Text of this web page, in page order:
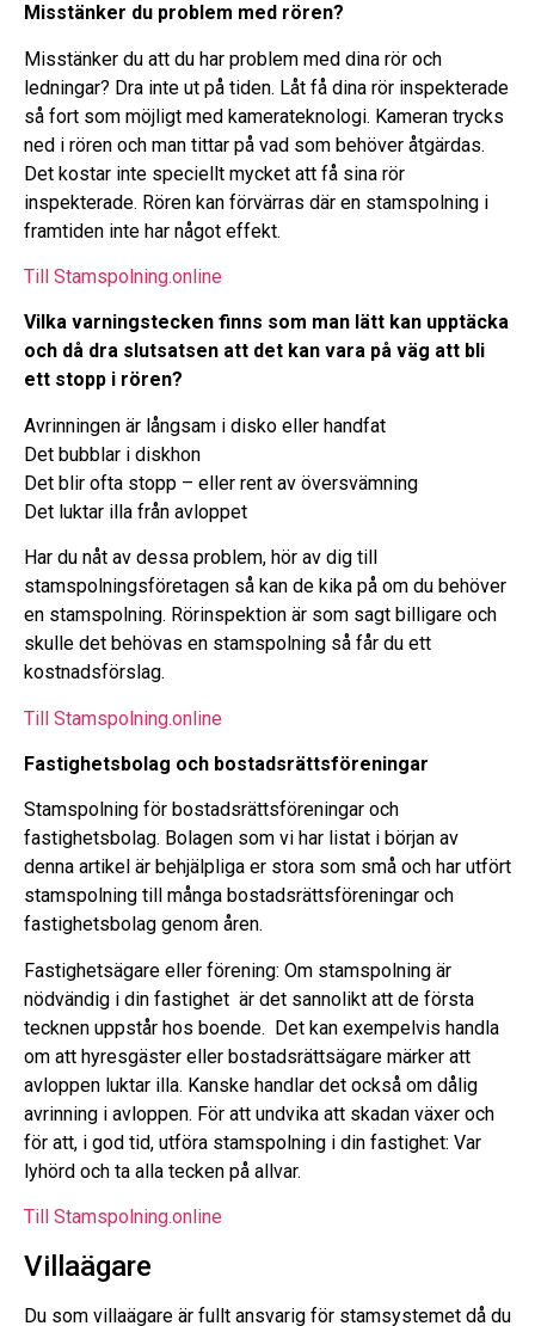
Misstänker du problem med rören?
Misstänker du att du har problem med dina rör och
ledningar? Dra inte ut på tiden. Låt få dina rör inspekterade
så fort som möjligt med kamerateknologi. Kameran trycks
ned i rören och man tittar på vad som behöver åtgärdas.
Det kostar inte speciellt mycket att få sina rör
inspekterade. Rören kan förvärras där en stamspolning i
framtiden inte har något effekt.
Till Stamspolning.online
Vilka varningstecken finns som man lätt kan upptäcka
och då dra slutsatsen att det kan vara på väg att bli
ett stopp i rören?
Avrinningen är långsam i disko eller handfat
Det bubblar i diskhon
Det blir ofta stopp – eller rent av översvämning
Det luktar illa från avloppet
Har du nåt av dessa problem, hör av dig till
stamspolningsföretagen så kan de kika på om du behöver
en stamspolning. Rörinspektion är som sagt billigare och
skulle det behövas en stamspolning så får du ett
kostnadsförslag.
Till Stamspolning.online
Fastighetsbolag och bostadsrättsföreningar
Stamspolning för bostadsrättsföreningar och
fastighetsbolag. Bolagen som vi har listat i början av
denna artikel är behjälpliga er stora som små och har utfört
stamspolning till många bostadsrättsföreningar och
fastighetsbolag genom åren.
Fastighetsägare eller förening: Om stamspolning är
nödvändig i din fastighet är det sannolikt att de första
tecknen uppstår hos boende. Det kan exempelvis handla
om att hyresgäster eller bostadsrättsägare märker att
avloppen luktar illa. Kanske handlar det också om dålig
avrinning i avloppen. För att undvika att skadan växer och
för att, i god tid, utföra stamspolning i din fastighet: Var
lyhörd och ta alla tecken på allvar.
Till Stamspolning.online
Villaägare
Du som villaägare är fullt ansvarig för stamsystemet då du